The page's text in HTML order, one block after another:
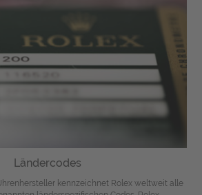
Ländercodes
kennzeichnet Rolex weltweit alle